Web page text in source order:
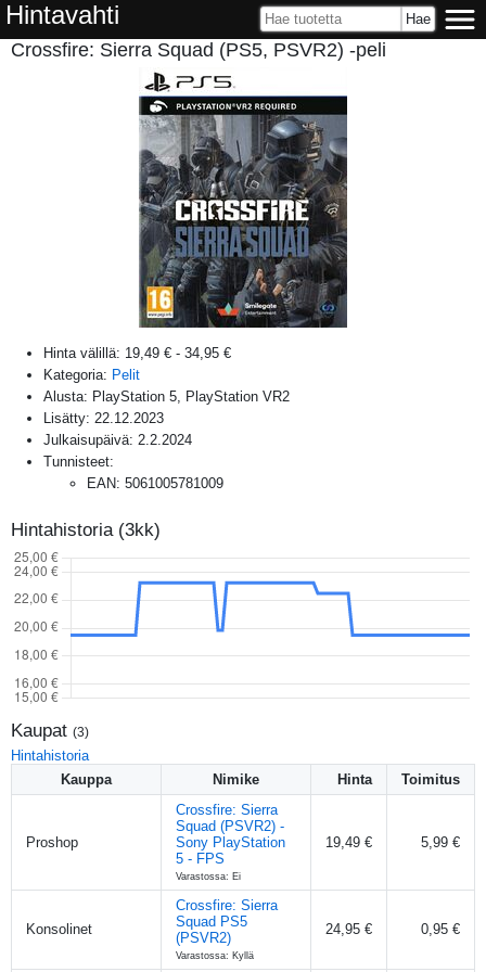
Hintavahti
Crossfire: Sierra Squad (PS5, PSVR2) -peli
Hinta välillä: 19,49 € - 34,95 €
Kategoria: Pelit
Alusta: PlayStation 5, PlayStation VR2
Lisätty: 22.12.2023
Julkaisupäivä: 2.2.2024
Tunnisteet:
EAN: 5061005781009
Hintahistoria (3kk)
Kaupat (3)
Hintahistoria
Kauppa
Nimike Hinta Toimitus
Proshop
Crossfire: Sierra
Squad (PSVR2) -
Sony PlayStation
5 - FPS
Varastossa: Ei
19,49 € 5,99 €
Konsolinet
Crossfire: Sierra
Squad PS5
(PSVR2)
Varastossa: Kyllä
24,95 € 0,95 €